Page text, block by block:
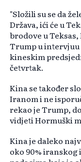
"Složili su se da
Država, ići će u
brodove u
Trump u intervjuu
kineskim
četvrtak.
Kina se također
Iranom i ne
rekao je Trump,
vidjeti Hormuški
Kina je daleko
oko 90% iranskog